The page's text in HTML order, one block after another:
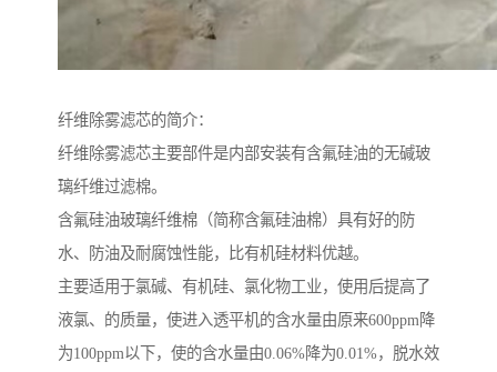
纤维除雾滤芯的简介：
纤维除雾滤芯主要部件是内部安装有含氟硅油的无碱玻
璃纤维过滤棉。
含氟硅油玻璃纤维棉（简称含氟硅油棉）具有好的防
水、防油及耐腐蚀性能，比有机硅材料优越。
主要适用于氯碱、有机硅、氯化物工业，使用后提高了
液氯、的质量，使进入透平机的含水量由原来600ppm降
为100ppm以下，使的含水量由0.06%降为0.01%，脱水效